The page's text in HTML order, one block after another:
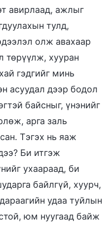
авирлаад, ажлыг
тулд,
олж авахаар
төрүүлж, хууран
гэдгийг минь
асуудал дээр бодол
байсныг, үнэнийг
арга заль
Тэгэх нь яаж
Би итгэж
ухаараад, би
байлгүй, хуурч,
удаа туйлын
юм нуугаад байж